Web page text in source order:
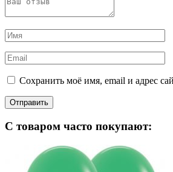
Сохранить моё имя, email и адрес
С товаром часто покупают: